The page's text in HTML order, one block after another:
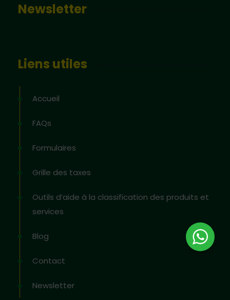
Newsletter
Liens utiles
Accueil
FAQs
Formulaires
Grille des taxes
Outils d’aide à la classification des produits et
services
Blog
Contact
Newsletter